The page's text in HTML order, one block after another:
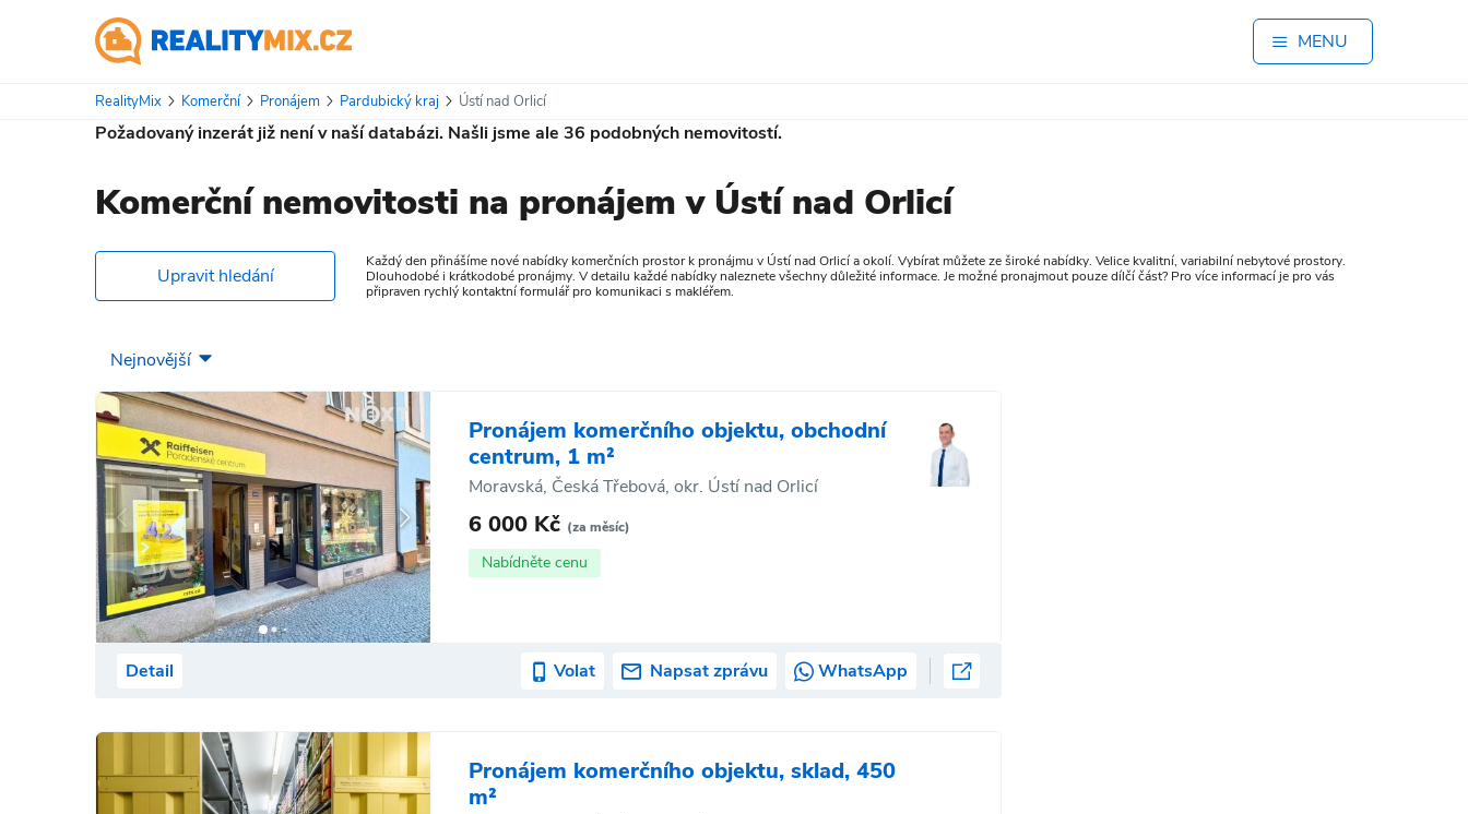
MENU
RealityMix Komerční Pronájem Pardubický kraj Ústí nad Orlicí
Požadovaný inzerát již není v naší databázi. Našli jsme ale 36 podobných nemovitostí.
Komerční nemovitosti na pronájem v Ústí nad Orlicí
Upravit hledání
Každý den přinášíme nové nabídky komerčních prostor k pronájmu v Ústí nad Orlicí a okolí. Vybírat můžete ze široké nabídky. Velice kvalitní, variabilní nebytové prostory.
Dlouhodobé i krátkodobé pronájmy. V detailu každé nabídky naleznete všechny důležité informace. Je možné pronajmout pouze dílčí část? Pro více informací je pro vás
připraven rychlý kontaktní formulář pro komunikaci s makléřem.
Pronájem komerčního objektu, obchodní
centrum, 1 m²
Moravská, Česká Třebová, okr. Ústí nad Orlicí
6 000 Kč (za měsíc)
Nabídněte cenu
Detail Volat Napsat zprávu WhatsApp
Pronájem komerčního objektu, sklad, 450
m²